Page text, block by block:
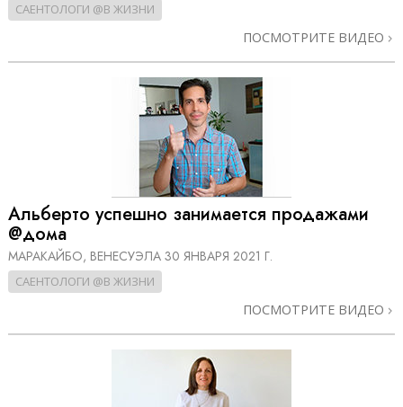
САЕНТОЛОГИ @В ЖИЗНИ
ПОСМОТРИТЕ ВИДЕО
Альберто успешно занимается продажами
@дома
МАРАКАЙБО, ВЕНЕСУЭЛА 30 ЯНВАРЯ 2021 Г.
САЕНТОЛОГИ @В ЖИЗНИ
ПОСМОТРИТЕ ВИДЕО